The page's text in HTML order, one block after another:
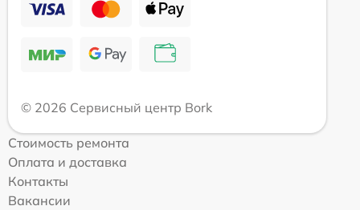
© 2026 Сервисный центр Bork
Стоимость ремонта
Оплата и доставка
Контакты
Вакансии